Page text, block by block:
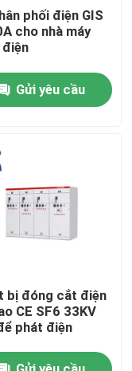
phối điện GIS
cho nhà máy
Gửi yêu cầu
bị đóng cắt điện
CE SF6 33KV
phát điện